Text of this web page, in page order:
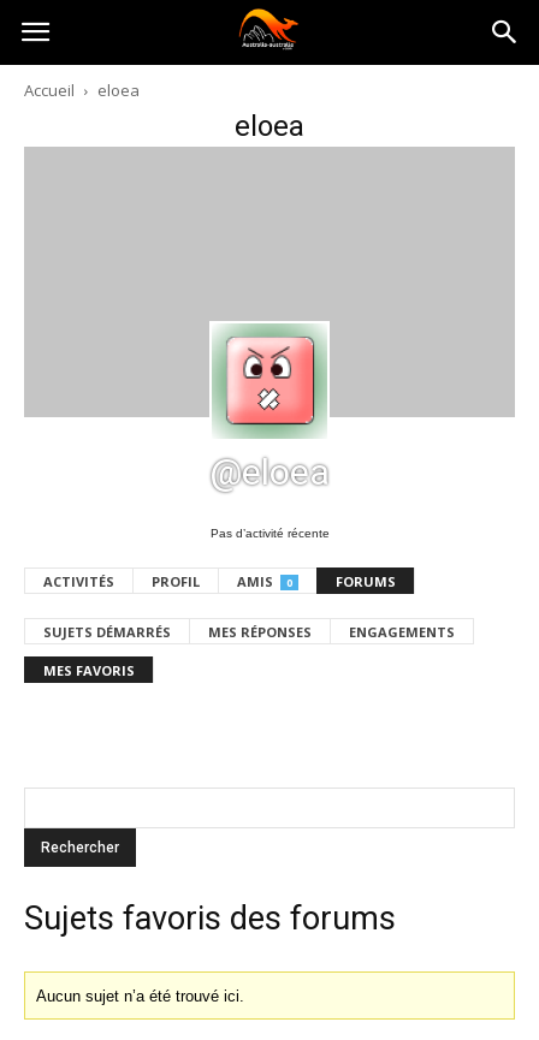
Australia-
australie.com
Accueil eloea
eloea
@eloea
Pas d’activité récente
ACTIVITÉS PROFIL AMIS 0 FORUMS
SUJETS DÉMARRÉS MES RÉPONSES ENGAGEMENTS
MES FAVORIS
Sujets favoris des forums
Aucun sujet n’a été trouvé ici.